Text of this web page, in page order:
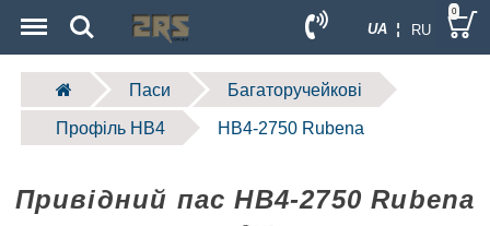
UA ¦ RU
Search 0
Паси Багаторучейкові
Профіль HB4 HB4-2750 Rubena
Привідний пас HB4-2750 Rubena